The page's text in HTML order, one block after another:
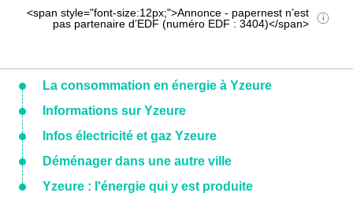
<span style="font-size:12px;">Annonce - papernest n’est
pas partenaire d’EDF (numéro EDF : 3404)</span>
La consommation en énergie à Yzeure
Informations sur Yzeure
Infos électricité et gaz Yzeure
Déménager dans une autre ville
Yzeure : l'énergie qui y est produite